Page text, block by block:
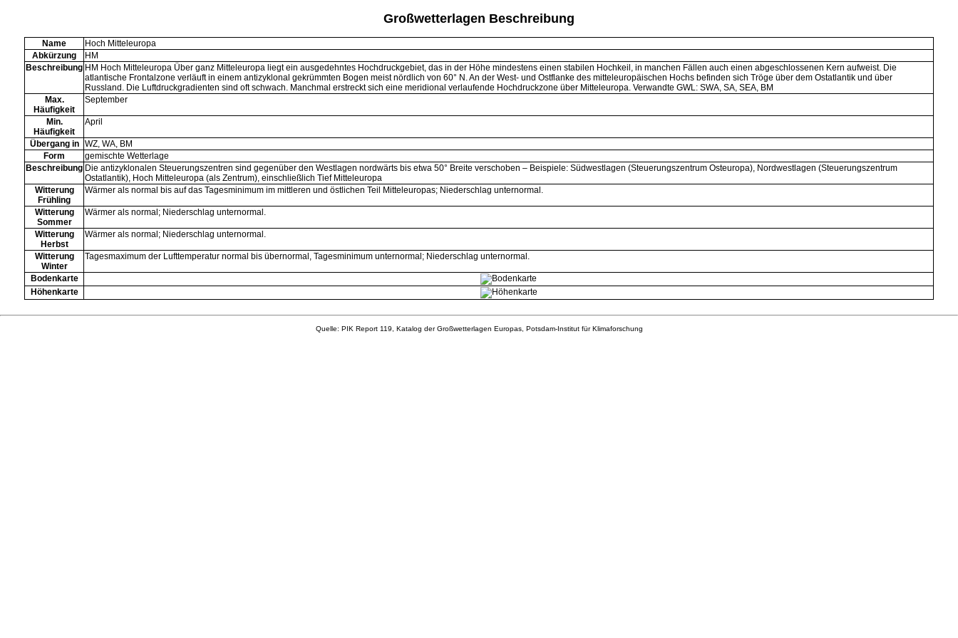
Großwetterlagen Beschreibung
Name
Hoch Mitteleuropa
Abkürzung
HM
Beschreibung HM Hoch Mitteleuropa Über ganz Mitteleuropa liegt ein ausgedehntes Hochdruckgebiet, das in der Höhe mindestens einen stabilen Hochkeil, in manchen Fällen auch einen abgeschlossenen Kern aufweist. Die
atlantische Frontalzone verläuft in einem antizyklonal gekrümmten Bogen meist nördlich von 60° N. An der West- und Ostflanke des mitteleuropäischen Hochs befinden sich Tröge über dem Ostatlantik und über
Russland. Die Luftdruckgradienten sind oft schwach. Manchmal erstreckt sich eine meridional verlaufende Hochdruckzone über Mitteleuropa. Verwandte GWL: SWA, SA, SEA, BM
Max.
Häufigkeit
September
Min.
Häufigkeit
April
Übergang in WZ, WA, BM
Form
gemischte Wetterlage
Beschreibung Die antizyklonalen Steuerungszentren sind gegenüber den Westlagen nordwärts bis etwa 50° Breite verschoben – Beispiele: Südwestlagen (Steuerungszentrum Osteuropa), Nordwestlagen (Steuerungszentrum
Ostatlantik), Hoch Mitteleuropa (als Zentrum), einschließlich Tief Mitteleuropa
Witterung
Frühling
Wärmer als normal bis auf das Tagesminimum im mittleren und östlichen Teil Mitteleuropas; Niederschlag unternormal.
Witterung
Sommer
Wärmer als normal; Niederschlag unternormal.
Witterung
Herbst
Wärmer als normal; Niederschlag unternormal.
Witterung
Winter
Tagesmaximum der Lufttemperatur normal bis übernormal, Tagesminimum unternormal; Niederschlag unternormal.
Bodenkarte
Höhenkarte
Quelle: PIK Report 119, Katalog der Großwetterlagen Europas, Potsdam-Institut für Klimaforschung